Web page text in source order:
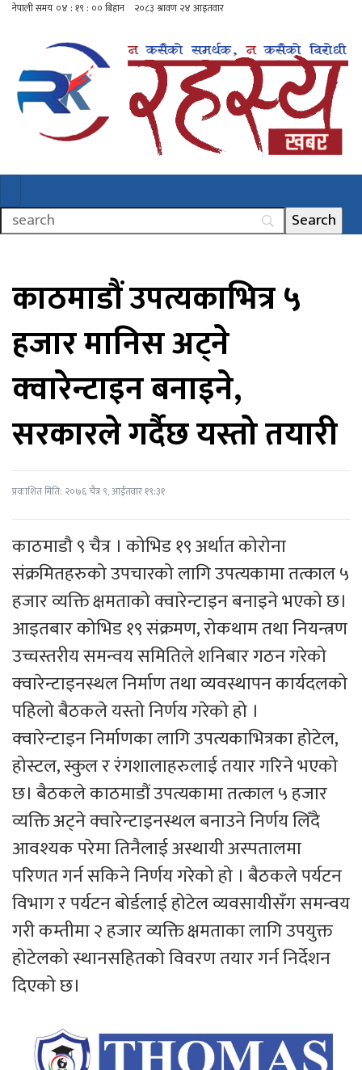
काठमाडौं उपत्यकाभित्र ५
हजार मानिस अट्ने
क्‍वारेन्टाइन बनाइने,
सरकारले गर्दैछ यस्तो तयारी
प्रकाशित मिति: २०७६ चैत्र ९, आईतवार १९:३१
काठमाडौ ९ चैत्र । कोभिड १९ अर्थात कोरोना
संक्रमितहरुको उपचारको लागि उपत्यकामा तत्काल ५
हजार व्यक्ति क्षमताको क्‍वारेन्टाइन बनाइने भएको छ।
आइतबार कोभिड १९ संक्रमण, रोकथाम तथा नियन्त्रण
उच्चस्तरीय समन्वय समितिले शनिबार गठन गरेको
क्‍वारेन्टाइनस्थल निर्माण तथा व्यवस्थापन कार्यदलको
पहिलो बैठकले यस्तो निर्णय गरेको हो ।
क्‍वारेन्टाइन निर्माणका लागि उपत्यकाभित्रका होटेल,
होस्टल, स्कुल र रंगशालाहरुलाई तयार गरिने भएको
छ। बैठकले काठमाडौं उपत्यकामा तत्काल ५ हजार
व्यक्ति अट्ने क्‍वारेन्टाइनस्थल बनाउने निर्णय लिँदै
आवश्यक परेमा तिनैलाई अस्थायी अस्पतालमा
परिणत गर्न सकिने निर्णय गरेको हो । बैठकले पर्यटन
विभाग र पर्यटन बोर्डलाई होटेल व्यवसायीसँग समन्वय
गरी कम्तीमा २ हजार व्यक्ति क्षमताका लागि उपयुक्त
होटेलको स्थानसहितको विवरण तयार गर्न निर्देशन
दिएको छ।